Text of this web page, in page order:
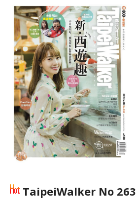
TaipeiWalker No 263